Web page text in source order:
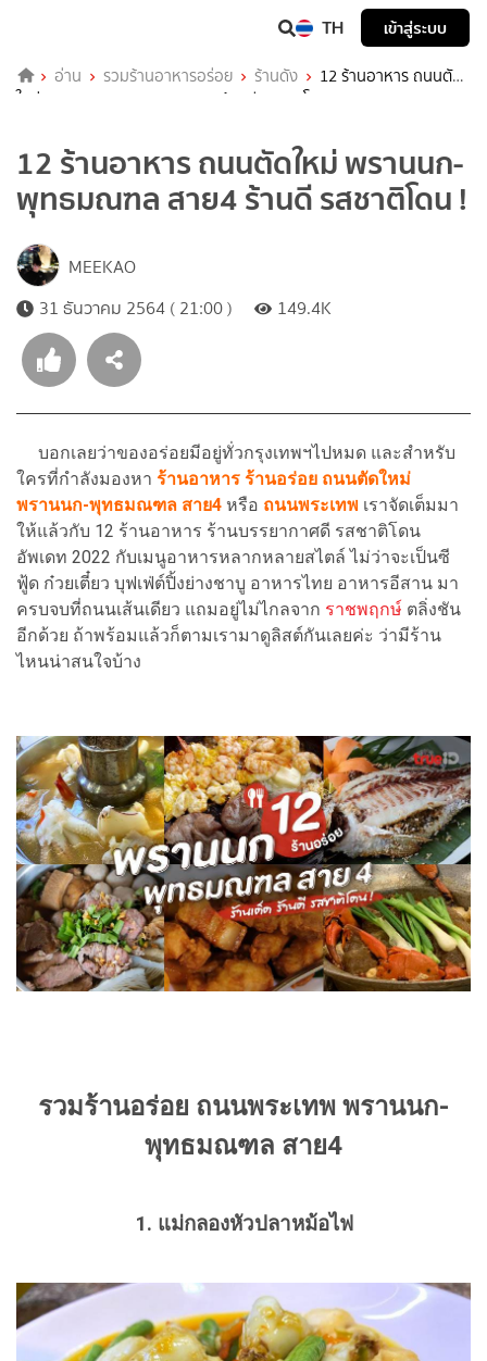
TH เข้าสู่ระบบ
อ่าน รวมร้านอาหารอร่อย ร้านดัง
12 ร้านอาหาร ถนนตัด
ใหม่ พรานนก-พุทธมณฑล สาย4 ร้านดี รสชาติโดน !
12 ร้านอาหาร ถนนตัดใหม่ พรานนก-
พุทธมณฑล สาย4 ร้านดี รสชาติโดน !
MEEKAO
31 ธันวาคม 2564 ( 21:00 )
149.4K
บอกเลยว่าของอร่อยมีอยู่ทั่วกรุงเทพฯไปหมด และสำหรับ
ใครที่กำลังมองหา ร้านอาหาร ร้านอร่อย ถนนตัดใหม่
พรานนก-พุทธมณฑล สาย4 หรือ ถนนพระเทพ เราจัดเต็มมา
ให้แล้วกับ 12 ร้านอาหาร ร้านบรรยากาศดี รสชาติโดน
อัพเดท 2022 กับเมนูอาหารหลากหลายสไตล์ ไม่ว่าจะเป็นซี
ฟู้ด ก๋วยเตี๋ยว บุฟเฟ่ต์ปิ้งย่างชาบู อาหารไทย อาหารอีสาน มา
ครบจบที่ถนนเส้นเดียว แถมอยู่ไม่ไกลจาก ราชพฤกษ์ ตลิ่งชัน
อีกด้วย ถ้าพร้อมแล้วก็ตามเรามาดูลิสต์กันเลยค่ะ ว่ามีร้าน
ไหนน่าสนใจบ้าง
รวมร้านอร่อย ถนนพระเทพ พรานนก-
พุทธมณฑล สาย4
1. แม่กลองหัวปลาหม้อไฟ